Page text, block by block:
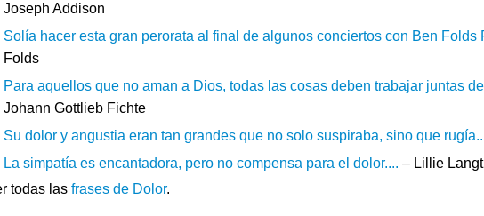
Joseph Addison
Solía hacer esta gran perorata al final de algunos conciertos con Ben Folds
Folds
Para aquellos que no aman a Dios, todas las cosas deben trabajar juntas
Johann Gottlieb Fichte
Su dolor y angustia eran tan grandes que no solo suspiraba, sino que
La simpatía es encantadora, pero no compensa para el dolor.... – Lillie
todas las frases de Dolor.